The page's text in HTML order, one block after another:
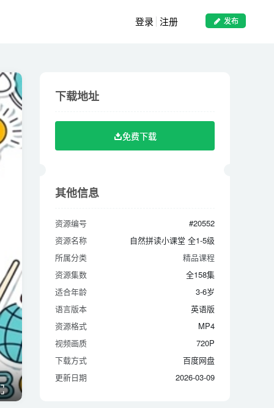
发布
登录 注册
免费下载
资源名称
自然拼读小课堂 全1-5级
所属分类
精品课程
资源集数
全158集
适合年龄
3-6岁
语言版本
英语版
资源格式
MP4
视频画质
720P
下载方式
百度网盘
更新日期
2026-03-09
下载地址
免费下载
其他信息
资源编号
#20552
资源名称
自然拼读小课堂 全1-5级
所属分类
精品课程
资源集数
全158集
适合年龄
3-6岁
语言版本
英语版
资源格式
MP4
视频画质
720P
下载方式
百度网盘
更新日期
2026-03-09